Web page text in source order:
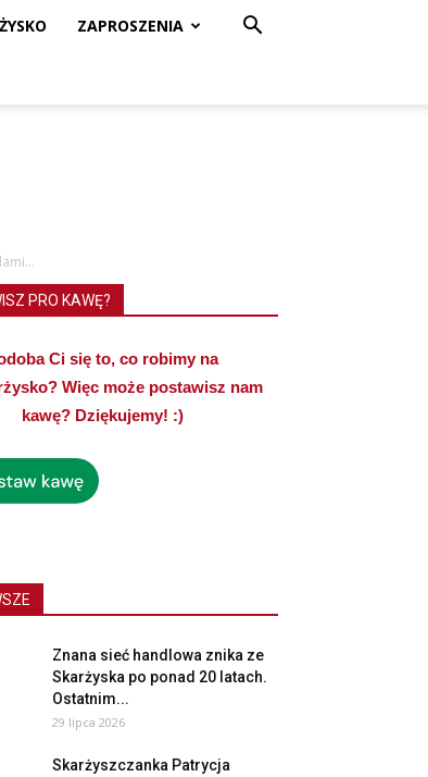
ZAPROSZENIA
PRO KAWĘ?
Ci się to, co robimy na
Więc może postawisz nam
kawę? Dziękujemy! :)
Znana sieć handlowa znika ze
Skarżyska po ponad 20 latach.
Ostatnim...
29 lipca 2026
Skarżyszczanka Patrycja